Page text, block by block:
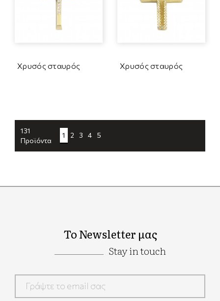
Χρυσός σταυρός Χρυσός σταυρός
131
Προϊόντα
1 2 3 4 5
Το Newsletter μας
Stay in touch